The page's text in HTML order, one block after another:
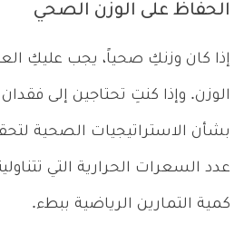
الحفاظ على الوزن الصحي
إذا كان وزنكِ صحياً، يجب عليكِ
الوزن. وإذا كنتِ تحتاجين إلى
بشأن الاستراتيجيات الصحية
عدد السعرات الحرارية التي
كمية التمارين الرياضية ببطء.